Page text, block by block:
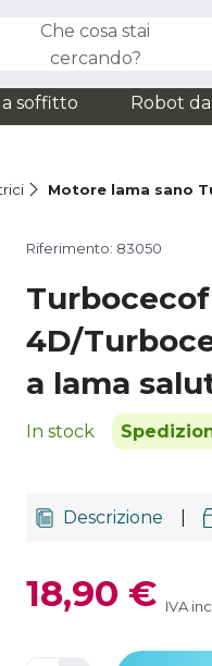
Che cosa stai
cercando?
soffitto Robot
Motore lama sano
Riferimento: 83050
4D/
a lama
In stock
Descrizione
18,90 € IVA